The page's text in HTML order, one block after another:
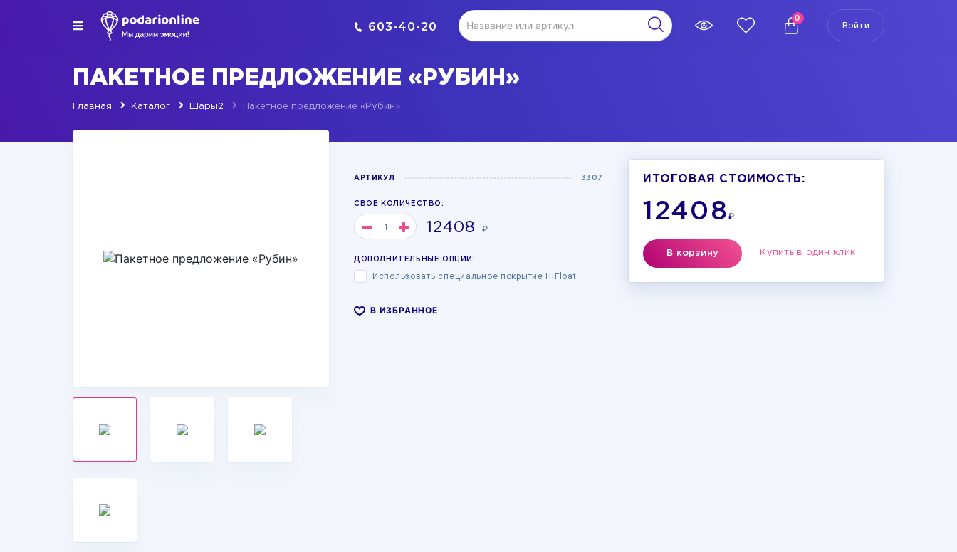
603-40-20
0
Войти
ПАКЕТНОЕ ПРЕДЛОЖЕНИЕ «РУБИН»
Главная Каталог Шары2 Пакетное предложение «Рубин»
АРТИКУЛ 3307
СВОЕ КОЛИЧЕСТВО:
12408 ₽
ДОПОЛНИТЕЛЬНЫЕ ОПЦИИ:
Использовать специальное покрытие HiFloat
В ИЗБРАННОЕ
ИТОГОВАЯ СТОИМОСТЬ:
12408 ₽
В корзину Купить в один клик